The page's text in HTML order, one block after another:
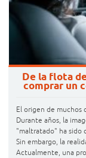
De la flota
comprar un
El origen de muchos
Durante años, la
"maltratado" ha sido
Sin embargo, la
Actualmente, una